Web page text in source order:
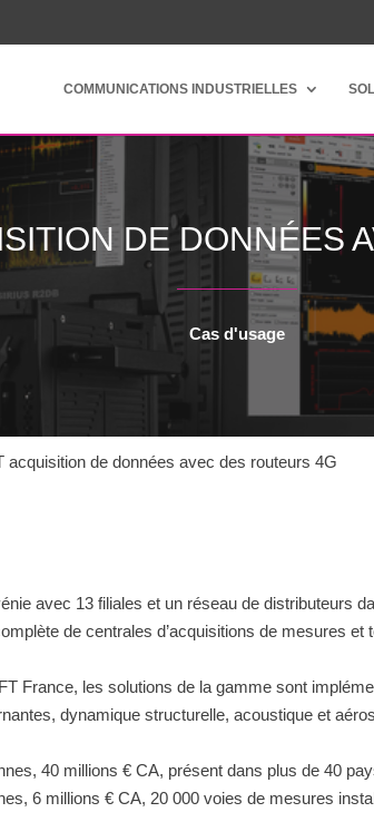
COMMUNICATIONS INDUSTRIELLES
DE DONNÉES
Cas d'usage
acquisition de données avec des routeurs 4G
avec 13 filiales et un réseau de distributeurs
de centrales d’acquisitions de mesures et
France, les solutions de la gamme sont
dynamique structurelle, acoustique et
40 millions € CA, présent dans plus de 40
6 millions € CA, 20 000 voies de mesures